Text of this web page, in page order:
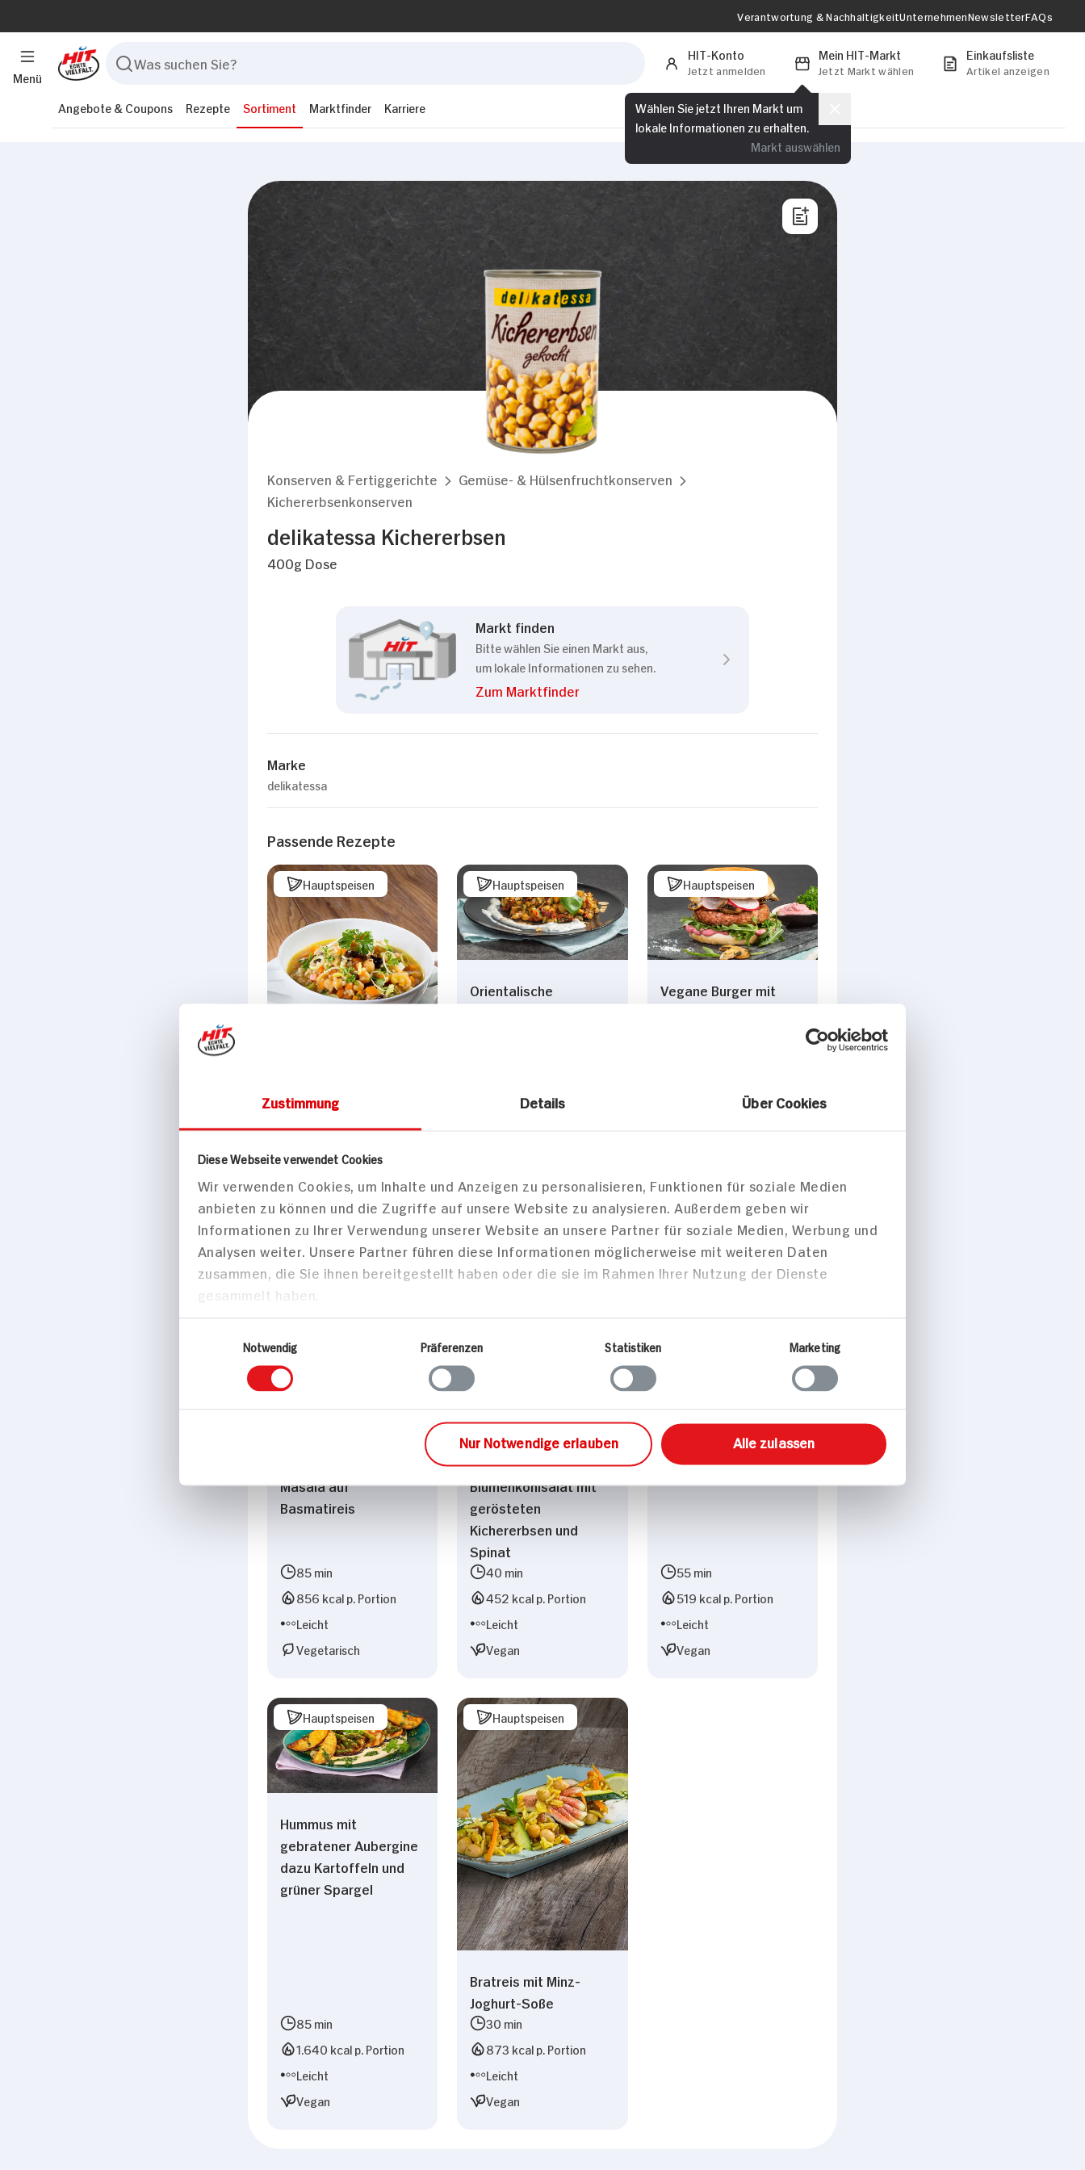
Zustimmung Details Über Cookies
Diese Webseite verwendet Cookies
Wir verwenden Cookies, um Inhalte und Anzeigen zu personalisieren, Funktionen für soziale Medien
anbieten zu können und die Zugriffe auf unsere Website zu analysieren. Außerdem geben wir
Informationen zu Ihrer Verwendung unserer Website an unsere Partner für soziale Medien, Werbung und
Analysen weiter. Unsere Partner führen diese Informationen möglicherweise mit weiteren Daten
zusammen, die Sie ihnen bereitgestellt haben oder die sie im Rahmen Ihrer Nutzung der Dienste
gesammelt haben.
Notwendig
Präferenzen Statistiken Marketing
Nur Notwendige erlauben Alle zulassen
Menü
Verantwortung & NachhaltigkeitUnternehmenNewsletterFAQs
HIT-Konto
Jetzt anmelden
Mein HIT-Markt
Jetzt Markt wählen
Wählen Sie jetzt Ihren Markt um
lokale Informationen zu erhalten.
Markt auswählen
Einkaufsliste
Artikel anzeigen
Angebote & Coupons Rezepte Sortiment Marktfinder Karriere
Konserven & Fertiggerichte
Gemüse- & Hülsenfruchtkonserven
Kichererbsenkonserven
delikatessa Kichererbsen
400g Dose
Markt finden
Bitte wählen Sie einen Markt aus,
um lokale Informationen zu sehen.
Zum Marktfinder
Marke
delikatessa
Passende Rezepte
Hauptspeisen
Kichererbseneintopf
mit Pflaumen
45 min
410 kcal p. Portion
Hauptspeisen
Orientalische
50 min
733 kcal p. Portion
Hauptspeisen
Vegane Burger mit
50 min
758 kcal p. Portion
Masala auf
Basmatireis
85 min
856 kcal p. Portion
Leicht
Vegetarisch
Winterlicher
Blumenkohlsalat mit
gerösteten
Kichererbsen und
Spinat
40 min
452 kcal p. Portion
Leicht
Vegan
Asia One Pot Pasta
55 min
519 kcal p. Portion
Leicht
Vegan
Hauptspeisen
Hummus mit
gebratener Aubergine
dazu Kartoffeln und
grüner Spargel
85 min
1.640 kcal p. Portion
Leicht
Vegan
Hauptspeisen
Bratreis mit Minz-
Joghurt-Soße
30 min
873 kcal p. Portion
Leicht
Vegan